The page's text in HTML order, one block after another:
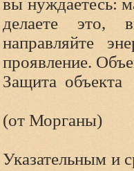
вы нуждаетесь:
делаете это,
направляйте
проявление.
Защита объекта
(от Морганы)
Указательным и